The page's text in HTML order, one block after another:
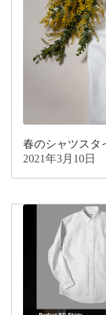
春のシャツスタ
2021年3月10日